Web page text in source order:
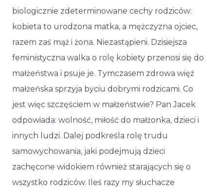
biologicznie zdeterminowane cechy rodziców:
kobieta to urodzona matka, a mężczyzna ojciec,
razem zaś mąż i żona. Niezastąpieni. Dzisiejsza
feministyczna walka o rolę kobiety przenosi się do
małżeństwa i psuje je. Tymczasem zdrowa więź
małżeńska sprzyja byciu dobrymi rodzicami. Co
jest więc szczęściem w małżeństwie? Pan Jacek
odpowiada: wolność, miłość do małżonka, dzieci i
innych ludzi. Dalej podkreśla rolę trudu
samowychowania, jaki podejmują dzieci
zachęcone widokiem również starających się o
wszystko rodziców. Ileś razy my słuchacze